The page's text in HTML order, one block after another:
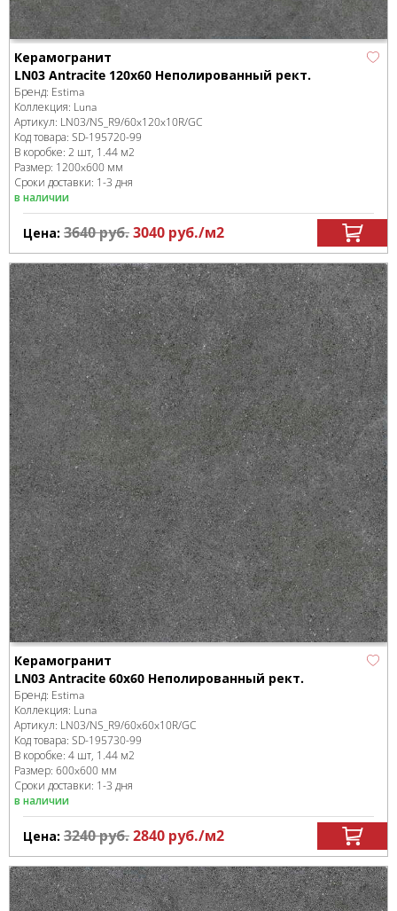
Керамогранит
LN03 Antracite 120x60 Неполированный рект.
Бренд: Estima
Коллекция: Luna
Артикул: LN03/NS_R9/60x120x10R/GC
Код товара: SD-195720-99
В коробке: 2 шт, 1.44 м2
Размер: 1200x600 мм
Сроки доставки: 1-3 дня
в наличии
Цена: 3640руб.3040 руб./м2
Керамогранит
LN03 Antracite 60x60 Неполированный рект.
Бренд: Estima
Коллекция: Luna
Артикул: LN03/NS_R9/60x60x10R/GC
Код товара: SD-195730-99
В коробке: 4 шт, 1.44 м2
Размер: 600x600 мм
Сроки доставки: 1-3 дня
в наличии
Цена: 3240руб.2840 руб./м2